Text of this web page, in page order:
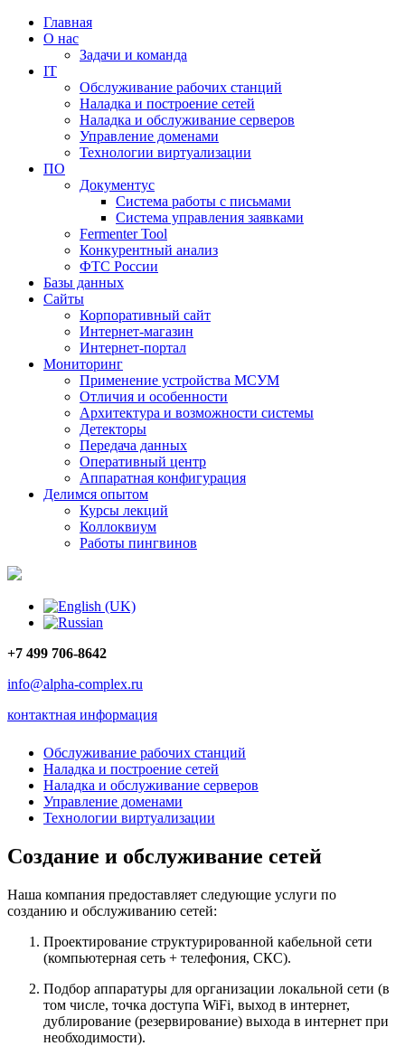
Главная
О нас
Задачи и команда
IT
Обслуживание рабочих станций
Наладка и построение сетей
Наладка и обслуживание серверов
Управление доменами
Технологии виртуализации
ПО
Документус
Система работы с письмами
Система управления заявками
Fermenter Tool
Конкурентный анализ
ФТС России
Базы данных
Сайты
Корпоративный сайт
Интернет-магазин
Интернет-портал
Мониторинг
Применение устройства МСУМ
Отличия и особенности
Архитектура и возможности системы
Детекторы
Передача данных
Оперативный центр
Аппаратная конфигурация
Делимся опытом
Курсы лекций
Коллоквиум
Работы пингвинов
+7 499 706-8642
info@alpha-complex.ru
контактная информация
Обслуживание рабочих станций
Наладка и построение сетей
Наладка и обслуживание серверов
Управление доменами
Технологии виртуализации
Создание и обслуживание сетей
Наша компания предоставляет следующие услуги по
созданию и обслуживанию сетей:
Проектирование структурированной кабельной сети
(компьютерная сеть + телефония, СКС).
Подбор аппаратуры для организации локальной сети (в
том числе, точка доступа WiFi, выход в интернет,
дублирование (резервирование) выхода в интернет при
необходимости).